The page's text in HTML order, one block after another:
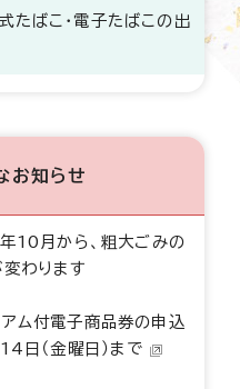
たばこ・電子たばこの出
お知らせ
10月から、粗大ごみの
わります
ム付電子商品券の申込
日（金曜日）まで